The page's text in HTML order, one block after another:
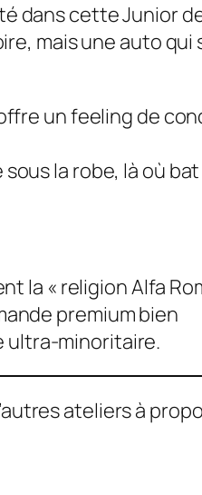
dans cette Junior
mais une auto qui
un feeling de
la robe, là où
la « religion Alfa
premium bien
ultra-minoritaire.
ateliers à